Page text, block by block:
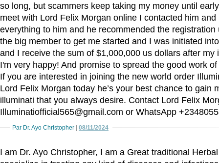
so long, but scammers keep taking my money until
meet with Lord Felix Morgan online I contacted him and
everything to him and he recommended the
the big member to get me started and I was initiated
and I receive the sum of $1,000,000 us dollars after my
I'm very happy! And promise to spread the good work
If you are interested in joining the new world order
Lord Felix Morgan today he’s your best chance to gain
illuminati that you always desire. Contact Lord Felix
Illuminatiofficial565@gmail.com or WhatsApp
Par Dr. Ayo Christopher 08/11/2024
I am Dr. Ayo Christopher, I am a Great traditional